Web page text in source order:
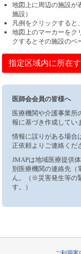
地図上に周辺の施設が
施設）
凡例をクリックすると
地図上のマーカーをク
クするとその施設のペ
指定区域内に所在
医師会会員の皆様へ
医療機関や介護事業所
報に基づき作成してい
情報に誤りがある場合
正依頼よりご連絡くだ
JMAPは地域医療提供
別医療機関の連絡先（
ん。（※災害発生等の
す。）